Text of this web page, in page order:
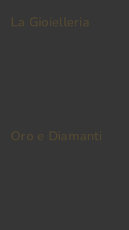
La Gioielleria
Oro e Diamanti